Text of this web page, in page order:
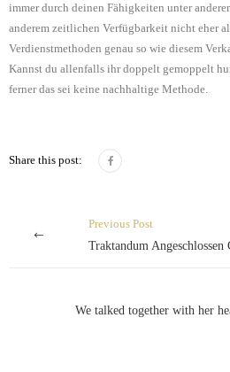
immer durch deinen Fähigkeiten unter
anderem zeitlichen Verfügbarkeit nicht eher
Verdienstmethoden genau so wie diesem
Kannst du allenfalls ihr doppelt gemoppelt
ferner das sei keine nachhaltige Methode.
Share this post:
Previous Post